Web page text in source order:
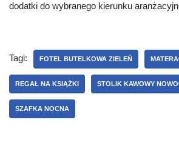
dodatki do wybranego kierunku
Tagi: FOTEL BUTELKOWA ZIELEŃ
REGAŁ NA KSIĄŻKI STOLIK KAWOWY
SZAFKA NOCNA